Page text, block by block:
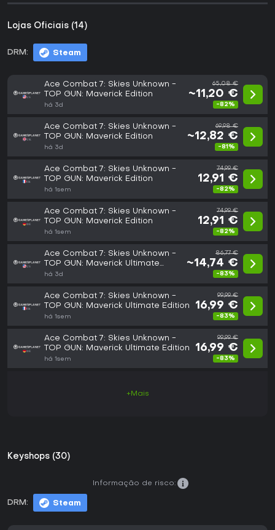
Lojas Oficiais (14)
DRM: Steam
Ace Combat 7: Skies Unknown -
TOP GUN: Maverick Edition
há 3d
65,08 €
~11,20 €
-82%
Ace Combat 7: Skies Unknown -
TOP GUN: Maverick Edition
há 3d
69,98 €
~12,82 €
-81%
Ace Combat 7: Skies Unknown -
TOP GUN: Maverick Edition
há 1sem
74,99 €
12,91 €
-82%
Ace Combat 7: Skies Unknown -
TOP GUN: Maverick Edition
há 1sem
74,99 €
12,91 €
-82%
Ace Combat 7: Skies Unknown -
TOP GUN: Maverick Ultimate
Edition
há 3d
86,77 €
~14,74 €
-83%
Ace Combat 7: Skies Unknown -
TOP GUN: Maverick Ultimate Edition
há 1sem
99,99 €
16,99 €
-83%
Ace Combat 7: Skies Unknown -
TOP GUN: Maverick Ultimate Edition
há 1sem
99,99 €
16,99 €
-83%
+Mais
Keyshops (30)
DRM: Steam
Informação de risco: